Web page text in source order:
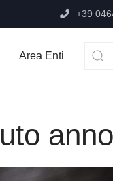
+39
Area Enti